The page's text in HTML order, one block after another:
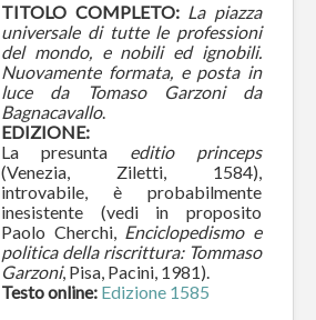
TITOLO COMPLETO: La piazza
universale di tutte le professioni
del mondo, e nobili ed ignobili.
Nuovamente formata, e posta in
luce da Tomaso Garzoni da
Bagnacavallo.
EDIZIONE:
La presunta editio princeps
(Venezia, Ziletti, 1584),
introvabile, è probabilmente
inesistente (vedi in proposito
Paolo Cherchi, Enciclopedismo e
politica della riscrittura: Tommaso
Garzoni, Pisa, Pacini, 1981).
Testo online: Edizione 1585